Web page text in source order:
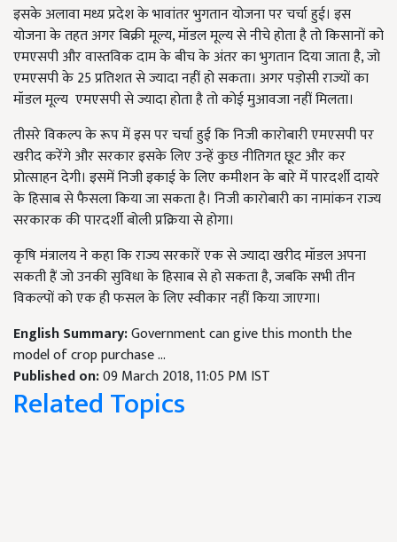
इसके अलावा मध्य प्रदेश के भावांतर भुगतान योजना पर चर्चा हुई। इस
योजना के तहत अगर बिक्री मूल्य, मॉडल मूल्य से नीचे होता है तो किसानों को
एमएसपी और वास्तविक दाम के बीच के अंतर का भुगतान दिया जाता है, जो
एमएसपी के 25 प्रतिशत से ज्यादा नहीं हो सकता। अगर पड़ोसी राज्यों का
मॉडल मूल्य एमएसपी से ज्यादा होता है तो कोई मुआवजा नहीं मिलता।
तीसरे विकल्प के रूप में इस पर चर्चा हुई कि निजी कारोबारी एमएसपी पर
खरीद करेंगे और सरकार इसके लिए उन्हें कुछ नीतिगत छूट और कर
प्रोत्साहन देगी। इसमें निजी इकाई के लिए कमीशन के बारे मेंं पारदर्शी दायरे
के हिसाब से फैसला किया जा सकता है। निजी कारोबारी का नामांकन राज्य
सरकारक की पारदर्शी बोली प्रक्रिया से होगा।
कृषि मंत्रालय ने कहा कि राज्य सरकारें एक से ज्यादा खरीद मॉडल अपना
सकती हैं जो उनकी सुविधा के हिसाब से हो सकता है, जबकि सभी तीन
विकल्पों को एक ही फसल के लिए स्वीकार नहीं किया जाएगा।
English Summary:Government can give this month the
model of crop purchase ...
Published on:09 March 2018, 11:05 PM IST
Related Topics